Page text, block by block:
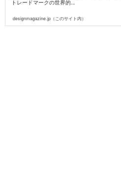
トレードマークの世界的...
designmagazine.jp（このサイト内）